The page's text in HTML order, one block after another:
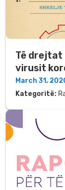
Të drejtat
virusit
March 31,
Kategoritë: